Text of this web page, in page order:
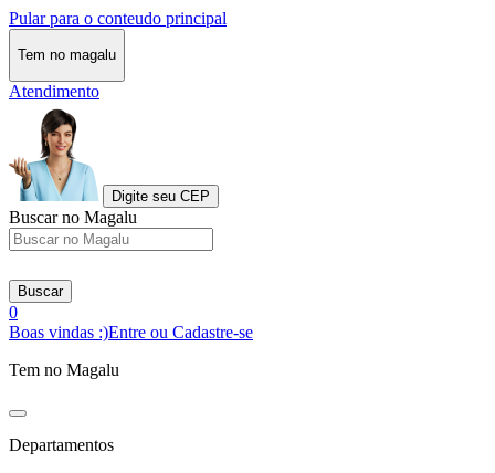
Pular para o conteudo principal
Tem no magalu
Atendimento
Digite seu CEP
Buscar no Magalu
Buscar
0
Boas vindas :)Entre ou Cadastre-se
Tem no Magalu
Departamentos